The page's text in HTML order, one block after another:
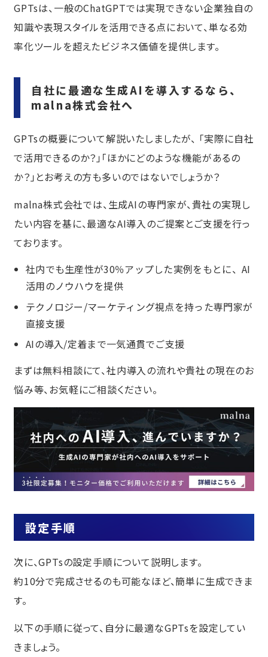
GPTsは、一般のChatGPTでは実現できない企業独自の
知識や表現スタイルを活用できる点において、単なる効
率化ツールを超えたビジネス価値を提供します。
自社に最適な生成AIを導入するなら、
malna株式会社へ
GPTsの概要について解説いたしましたが、 「実際に自社
で活用できるのか？」「ほかにどのような機能があるの
か？」とお考えの方も多いのではないでしょうか？
malna株式会社では、生成AIの専門家が、貴社の実現し
たい内容を基に、最適なAI導入のご提案とご支援を行っ
ております。
社内でも生産性が30％アップした実例をもとに、AI
活用のノウハウを提供
テクノロジー/マーケティング視点を持った専門家が
直接支援
AIの導入/定着まで一気通貫でご支援
まずは無料相談にて、社内導入の流れや貴社の現在のお
悩み等、お気軽にご相談ください。
設定手順
次に、GPTsの設定手順について説明します。
約10分で完成させるのも可能なほど、簡単に生成できま
す。
以下の手順に従って、自分に最適なGPTsを設定してい
きましょう。